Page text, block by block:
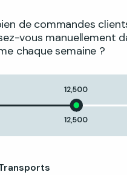
de commandes
vous manuellement
chaque semaine ?
12,500
12,500